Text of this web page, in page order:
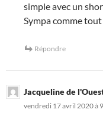
simple avec un
Sympa comme
Répondre
Jacqueline de
vendredi 17 avril 2020 à